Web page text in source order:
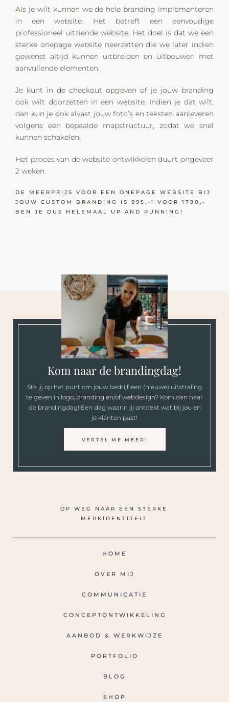
Als je wilt kunnen we de hele branding implementeren
in een website. Het betreft een eenvoudige
professioneel uitziende website. Het doel is dat we een
sterke onepage website neerzetten die we later indien
gewenst altijd kunnen uitbreiden en uitbouwen met
aanvullende elementen.
Je kunt in de checkout opgeven of je jouw branding
ook wilt doorzetten in een website. Indien je dat wilt,
dan kun je ook alvast jouw foto’s en teksten aanleveren
volgens een bepaalde mapstructuur, zodat we snel
kunnen schakelen.
Het proces van de website ontwikkelen duurt ongeveer
2 weken.
DE MEERPRIJS VOOR EEN ONEPAGE WEBSITE BIJ
JOUW CUSTOM BRANDING IS 995,-! VOOR 1790,-
BEN JE DUS HELEMAAL UP AND RUNNING!
Kom naar de brandingdag!
Sta jij op het punt om jouw bedrijf een (nieuwe) uitstraling
te geven in logo, branding en/of webdesign? Kom dan naar
de brandingdag! Een dag waarin jij ontdekt wat bij jou en
je klanten past!
VERTEL ME MEER!
OP WEG NAAR EEN STERKE
MERKIDENTITEIT
HOME
OVER MIJ
COMMUNICATIE
CONCEPTONTWIKKELING
AANBOD & WERKWIJZE
PORTFOLIO
BLOG
SHOP